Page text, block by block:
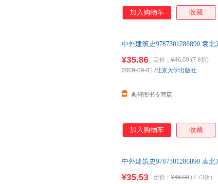
加入购物车 收藏
中外建筑史9787301286890 袁
¥35.86 定价： ¥46.00 (7.8折)
典轩图书专营店
2009-09-01 /北京大学出版社
加入购物车 收藏
中外建筑史9787301286890 袁
¥35.53 定价： ¥46.00 (7.73折)